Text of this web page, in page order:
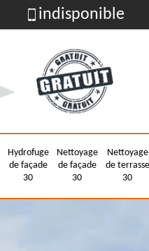
indisponible
Hydrofuge
de façade
30
Nettoyage
de façade
30
Nettoyage
de terrasse
30